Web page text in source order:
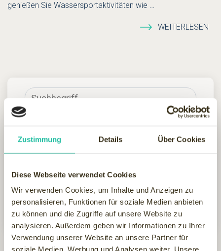
Zustimmung Details Über Cookies
Diese Webseite verwendet Cookies
Wir verwenden Cookies, um Inhalte und Anzeigen zu
personalisieren, Funktionen für soziale Medien anbieten
zu können und die Zugriffe auf unsere Website zu
analysieren. Außerdem geben wir Informationen zu Ihrer
Verwendung unserer Website an unsere Partner für
soziale Medien, Werbung und Analysen weiter. Unsere
genießen Sie Wassersportaktivitäten wie …
WEITERLESEN
Hotel finden
FILTER